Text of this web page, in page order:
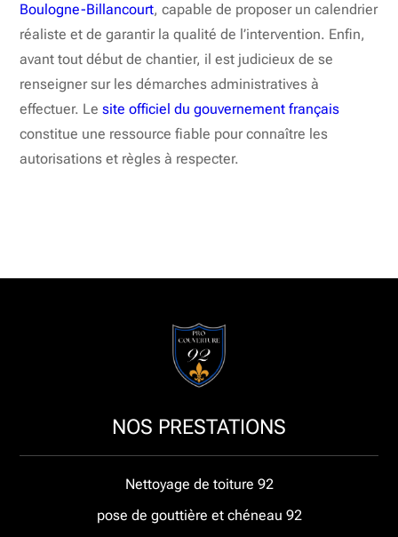
Boulogne-Billancourt, capable de proposer un calendrier
réaliste et de garantir la qualité de l’intervention. Enfin,
avant tout début de chantier, il est judicieux de se
renseigner sur les démarches administratives à
effectuer. Lesite officiel du gouvernement français
constitue une ressource fiable pour connaître les
autorisations et règles à respecter.
NOS PRESTATIONS
Nettoyage de toiture 92
pose de gouttière et chéneau 92